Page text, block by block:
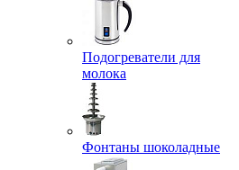
Подогреватели для
молока
Фонтаны шоколадные